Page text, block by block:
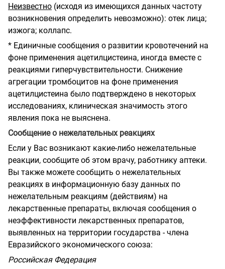
Неизвестно (исходя из имеющихся данных частоту
возникновения определить невозможно): отек лица;
изжога; коллапс.
* Единичные сообщения о развитии кровотечений на
фоне применения ацетилцистеина, иногда вместе с
реакциями гиперчувствительности. Снижение
агрегации тромбоцитов на фоне применения
ацетилцистеина было подтверждено в некоторых
исследованиях, клиническая значимость этого
явления пока не выяснена.
Сообщение о нежелательных реакциях
Если у Вас возникают какие-либо нежелательные
реакции, сообщите об этом врачу, работнику аптеки.
Вы также можете сообщить о нежелательных
реакциях в информационную базу данных по
нежелательным реакциям (действиям) на
лекарственные препараты, включая сообщения о
неэффективности лекарственных препаратов,
выявленных на территории государства - члена
Евразийского экономического союза:
Российская Федерация